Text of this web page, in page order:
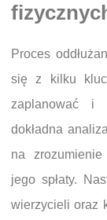
Proces
się z kilku
zaplanować i
dokładna
na
jego spłaty.
wierzycieli oraz